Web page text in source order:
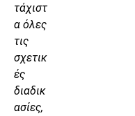
τάχιστ
α όλες
τις
σχετικ
ές
διαδικ
ασίες,